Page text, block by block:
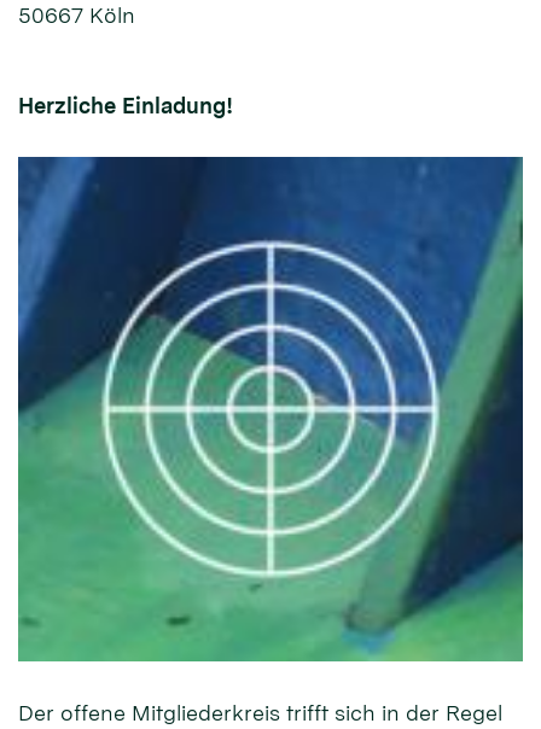
50667 Köln
Herzliche Einladung!
Der offene Mitgliederkreis trifft sich in der Regel